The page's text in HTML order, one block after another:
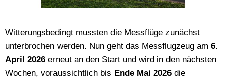
Witterungsbedingt mussten die Messflüge zunächst
unterbrochen werden. Nun geht das Messflugzeug am 6.
April 2026 erneut an den Start und wird in den nächsten
Wochen, voraussichtlich bis Ende Mai 2026 die